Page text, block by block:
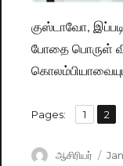
குஸ்டாவோ,
போதை பொருள்
கொலம்பியாவையும்
Pages: Page
1 ,
2
Author
ஆசிரியர்